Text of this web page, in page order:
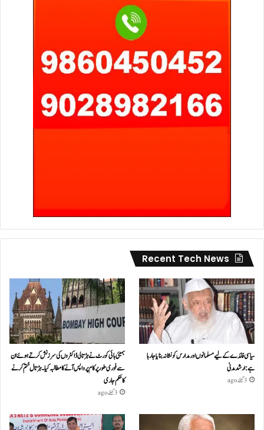
Recent Tech News
سیاسی فائدے کے لیے مسلمانوں اور مدارس کو نشانہ بنایا جا رہا
ہے: ارشد مدنی
3 گھنٹے ago
بمبئی ہائی کورٹ نے ہڑتالی ڈاکٹروں کی سرزنش کرتے ہوئے ان
سے فوری طور پر کام پر واپس آنے کا مطالبہ کیا۔ہڑتال ختم کرنے
کا حکم جاری
3 گھنٹے ago